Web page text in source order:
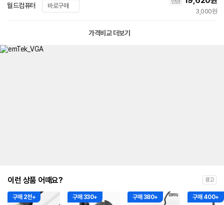
월드컴퓨터 바로구매
3,000원
가격비교 더보기
이런 상품 어때요? 광고
구매 2천+ 구매 330+ 구매 380+ 구매 400+